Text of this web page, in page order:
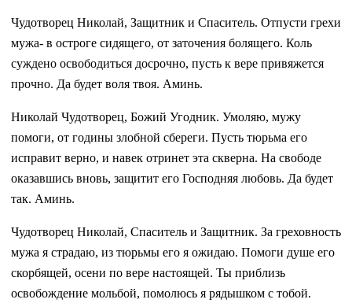
Чудотворец Николай, Защитник и Спаситель. Отпусти грехи
мужа- в остроге сидящего, от заточения болящего. Коль
суждено освободиться досрочно, пусть к вере привяжется
прочно. Да будет воля твоя. Аминь.
Николай Чудотворец, Божий Угодник. Умоляю, мужу
помоги, от годины злобной сбереги. Пусть тюрьма его
исправит верно, и навек отринет эта скверна. На свободе
оказавшись вновь, защитит его Господняя любовь. Да будет
так. Аминь.
Чудотворец Николай, Спаситель и Защитник. За греховность
мужа я страдаю, из тюрьмы его я ожидаю. Помоги душе его
скорбящей, осени по вере настоящей. Ты приблизь
освобождение мольбой, помолюсь я рядышком с тобой.